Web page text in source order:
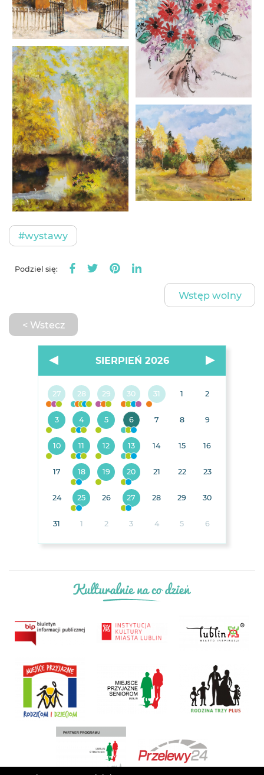
#wystawy
Podziel się:
< Wstecz
Wstęp wolny
SIERPIEŃ 2026
27 28 29 30 31 1 2
3 4 5 6 7 8 9
10 11 12 13 14 15 16
17 18 19 20 21 22 23
24 25 26 27 28 29 30
31 1 2 3 4 5 6